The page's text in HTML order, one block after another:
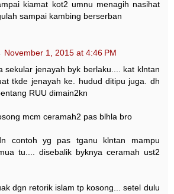
kiamat kot2 umnu menagih nasihat
sampai kambing berserban
November 1, 2015 at 4:46 PM
sekular jenayah byk berlaku.... kat klntan
tkde jenayah ke. hudud ditipu juga. dh
RUU dimain2kn
mcm ceramah2 pas blhla bro
contoh yg pas tganu klntan mampu
tu.... disebalik byknya ceramah ust2
dgn retorik islam tp kosong... setel dulu